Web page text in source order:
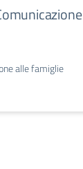
alle famiglie